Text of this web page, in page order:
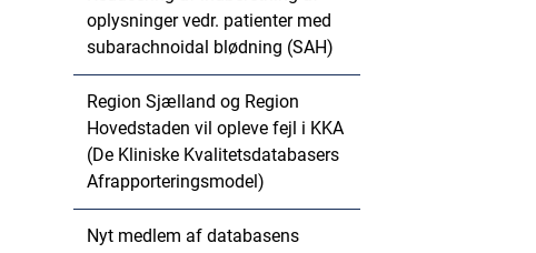
oplysninger vedr. patienter med
subarachnoidal blødning (SAH)
Region Sjælland og Region
Hovedstaden vil opleve fejl i KKA
(De Kliniske Kvalitetsdatabasers
Afrapporteringsmodel)
Nyt medlem af databasens